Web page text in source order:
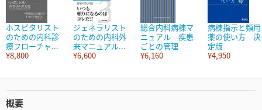
ホスピタリスト
のための内科診
療フローチャ...
¥8,800
ジェネラリスト
のための内科外
来マニュアル...
¥6,600
総合内科病棟マ
ニュアル 疾患
ごとの管理
¥6,160
病棟指示と頻用
薬の使い方 決
定版
¥4,950
概要